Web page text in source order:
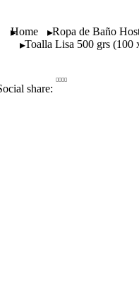
You are here:
Home Ropa de Baño
Toalla Lisa 500 grs (100
share: